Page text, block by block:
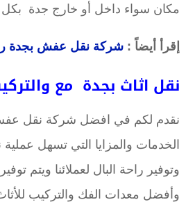
مكان سواء داخل أو خارج جدة
إقرأ أيضاً : شركة نقل عفش بجدة
نقل اثاث بجدة مع
نقدم لكم في افضل شركة نقل
الخدمات والمزايا التي تسهل
وتوفير راحة البال لعملائنا ويتم
وأفضل معدات الفك والتركيب للأثاث